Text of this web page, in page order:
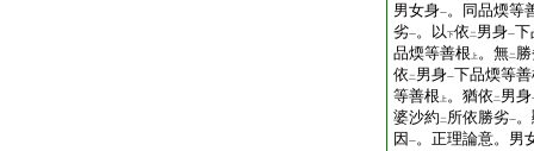
男女身一。同品煗等
劣一。以下依 二 男身一下
品煗等善根
上 。無二
依 二 男身一下品煗等
等善根
上 。猶依 二 男身
婆沙約 二 所依勝劣一
因 一。正理論意。男